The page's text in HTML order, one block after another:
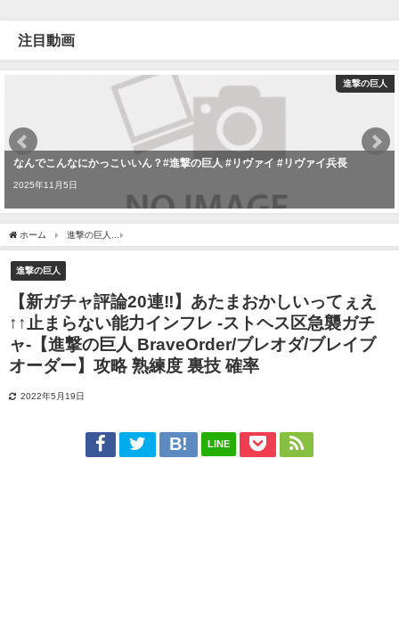
注目動画
進撃の巨人
なんでこんなにかっこいいん？#進撃の巨人 #リヴァイ #リヴァイ兵長
2025年11月5日
ホーム 進撃の巨人
進撃の巨人
【新ガチャ評論20連‼】あたまおかしいってぇえ
↑↑止まらない能力インフレ -ストヘス区急襲ガチ
ャ-【進撃の巨人 BraveOrder/ブレオダ/ブレイブ
オーダー】攻略 熟練度 裏技 確率
2022年5月19日
LINE